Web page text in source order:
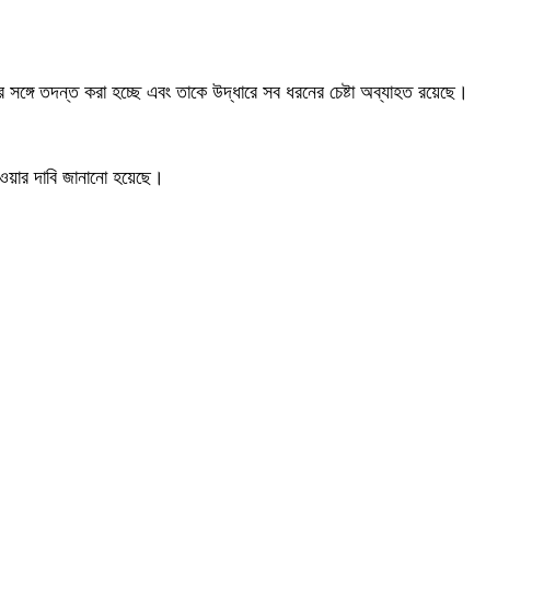
তদন্ত করা হচ্ছে এবং তাকে উদ্ধারে সব ধরনের চেষ্টা অব্যাহত রয়েছে।
দাবি জানানো হয়েছে।